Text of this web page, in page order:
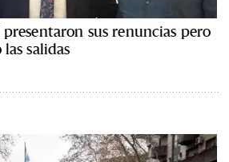
presentaron sus renuncias pero
salidas